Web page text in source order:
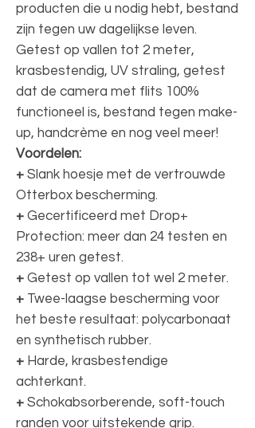
producten die u nodig hebt, bestand
zijn tegen uw dagelijkse leven.
Getest op vallen tot 2 meter,
krasbestendig, UV straling, getest
dat de camera met flits 100%
functioneel is, bestand tegen make-
up, handcrème en nog veel meer!
Voordelen:
+ Slank hoesje met de vertrouwde
Otterbox bescherming.
+ Gecertificeerd met Drop+
Protection: meer dan 24 testen en
238+ uren getest.
+ Getest op vallen tot wel 2 meter.
+ Twee-laagse bescherming voor
het beste resultaat: polycarbonaat
en synthetisch rubber.
+ Harde, krasbestendige
achterkant.
+ Schokabsorberende, soft-touch
randen voor uitstekende grip.